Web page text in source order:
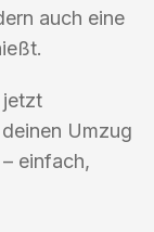
auch eine
jetzt
Umzug
einfach,